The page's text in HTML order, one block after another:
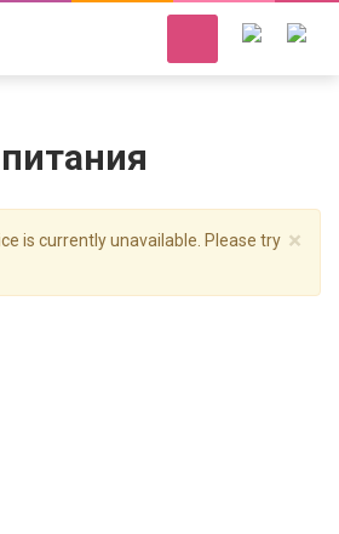
×
is currently unavailable. Please try